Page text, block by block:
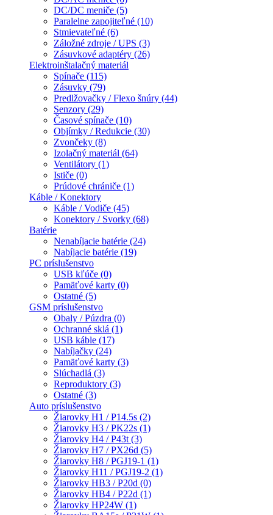
DC/DC meniče (5)
Paralelne zapojiteľné (10)
Stmievateľné (6)
Záložné zdroje / UPS (3)
Zásuvkové adaptéry (26)
Elektroinštalačný materiál
Spínače (115)
Zásuvky (79)
Predlžovačky / Flexo šnúry (44)
Senzory (29)
Časové spínače (10)
Objímky / Redukcie (30)
Zvončeky (8)
Izolačný materiál (64)
Ventilátory (1)
Ističe (0)
Prúdové chrániče (1)
Káble / Konektory
Káble / Vodiče (45)
Konektory / Svorky (68)
Batérie
Nenabíjacie batérie (24)
Nabíjacie batérie (19)
PC príslušenstvo
USB kľúče (0)
Pamäťové karty (0)
Ostatné (5)
GSM príslušenstvo
Obaly / Púzdra (0)
Ochranné sklá (1)
USB káble (17)
Nabíjačky (24)
Pamäťové karty (3)
Slúchadlá (3)
Reproduktory (3)
Ostatné (3)
Auto príslušenstvo
Žiarovky H1 / P14.5s (2)
Žiarovky H3 / PK22s (1)
Žiarovky H4 / P43t (3)
Žiarovky H7 / PX26d (5)
Žiarovky H8 / PGJ19-1 (1)
Žiarovky H11 / PGJ19-2 (1)
Žiarovky HB3 / P20d (0)
Žiarovky HB4 / P22d (1)
Žiarovky HP24W (1)